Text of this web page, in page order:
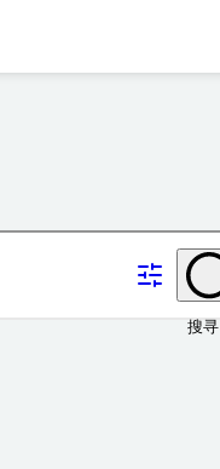
搜寻